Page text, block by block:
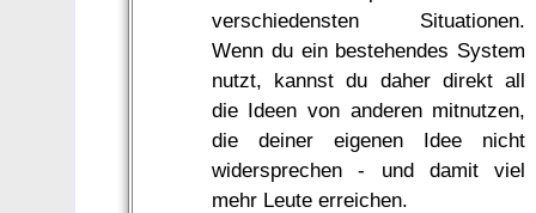
verschiedensten Situationen.
Wenn du ein bestehendes System
nutzt, kannst du daher direkt all
die Ideen von anderen mitnutzen,
die deiner eigenen Idee nicht
widersprechen - und damit viel
mehr Leute erreichen.